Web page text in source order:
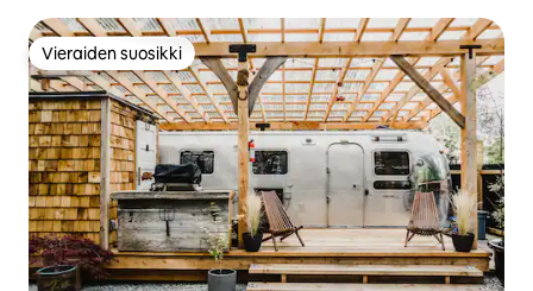
Vieraiden suosikki
Vieraiden suosikki